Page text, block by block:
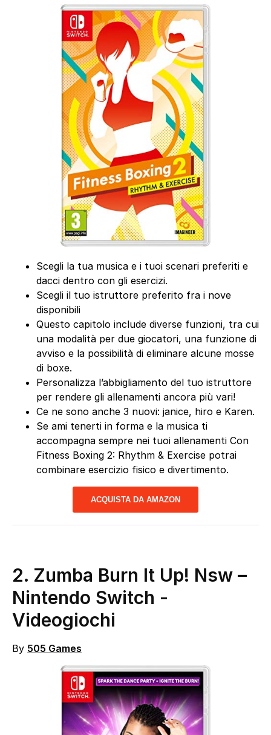
Scegli la tua musica e i tuoi scenari preferiti e
dacci dentro con gli esercizi.
Scegli il tuo istruttore preferito fra i nove
disponibili
Questo capitolo include diverse funzioni, tra cui
una modalità per due giocatori, una funzione di
avviso e la possibilità di eliminare alcune mosse
di boxe.
Personalizza l’abbigliamento del tuo istruttore
per rendere gli allenamenti ancora più vari!
Ce ne sono anche 3 nuovi: janice, hiro e Karen.
Se ami tenerti in forma e la musica ti
accompagna sempre nei tuoi allenamenti Con
Fitness Boxing 2: Rhythm & Exercise potrai
combinare esercizio fisico e divertimento.
ACQUISTA DA AMAZON
2. Zumba Burn It Up! Nsw –
Nintendo Switch -
Videogiochi
By 505 Games